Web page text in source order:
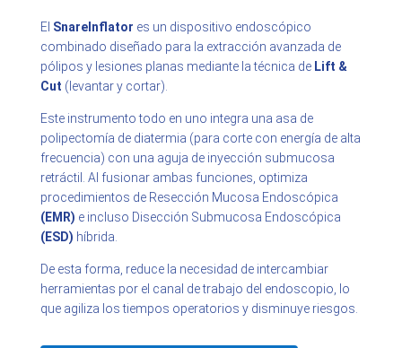
El SnareInflator es un dispositivo endoscópico
combinado diseñado para la extracción avanzada de
pólipos y lesiones planas mediante la técnica de Lift &
Cut (levantar y cortar).
Este instrumento todo en uno integra una asa de
polipectomía de diatermia (para corte con energía de alta
frecuencia) con una aguja de inyección submucosa
retráctil. Al fusionar ambas funciones, optimiza
procedimientos de Resección Mucosa Endoscópica
(EMR) e incluso Disección Submucosa Endoscópica
(ESD) híbrida.
De esta forma, reduce la necesidad de intercambiar
herramientas por el canal de trabajo del endoscopio, lo
que agiliza los tiempos operatorios y disminuye riesgos.